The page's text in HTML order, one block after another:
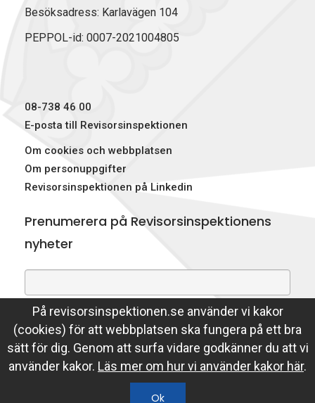
På revisorsinspektionen.se använder vi kakor
(cookies) för att webbplatsen ska fungera på ett bra
sätt för dig. Genom att surfa vidare godkänner du att vi
använder kakor. Läs mer om hur vi använder kakor här.
Besöksadress: Karlavägen 104
PEPPOL-id: 0007-2021004805
08-738 46 00
E-posta till Revisorsinspektionen
Om cookies och webbplatsen
Om personuppgifter
Revisorsinspektionen på Linkedin
Prenumerera på Revisorsinspektionens
nyheter
Genom att prenumerera på nyheter godkänner du att
Revisorsinspektionen lagrar din e-postadress.
Läs mer